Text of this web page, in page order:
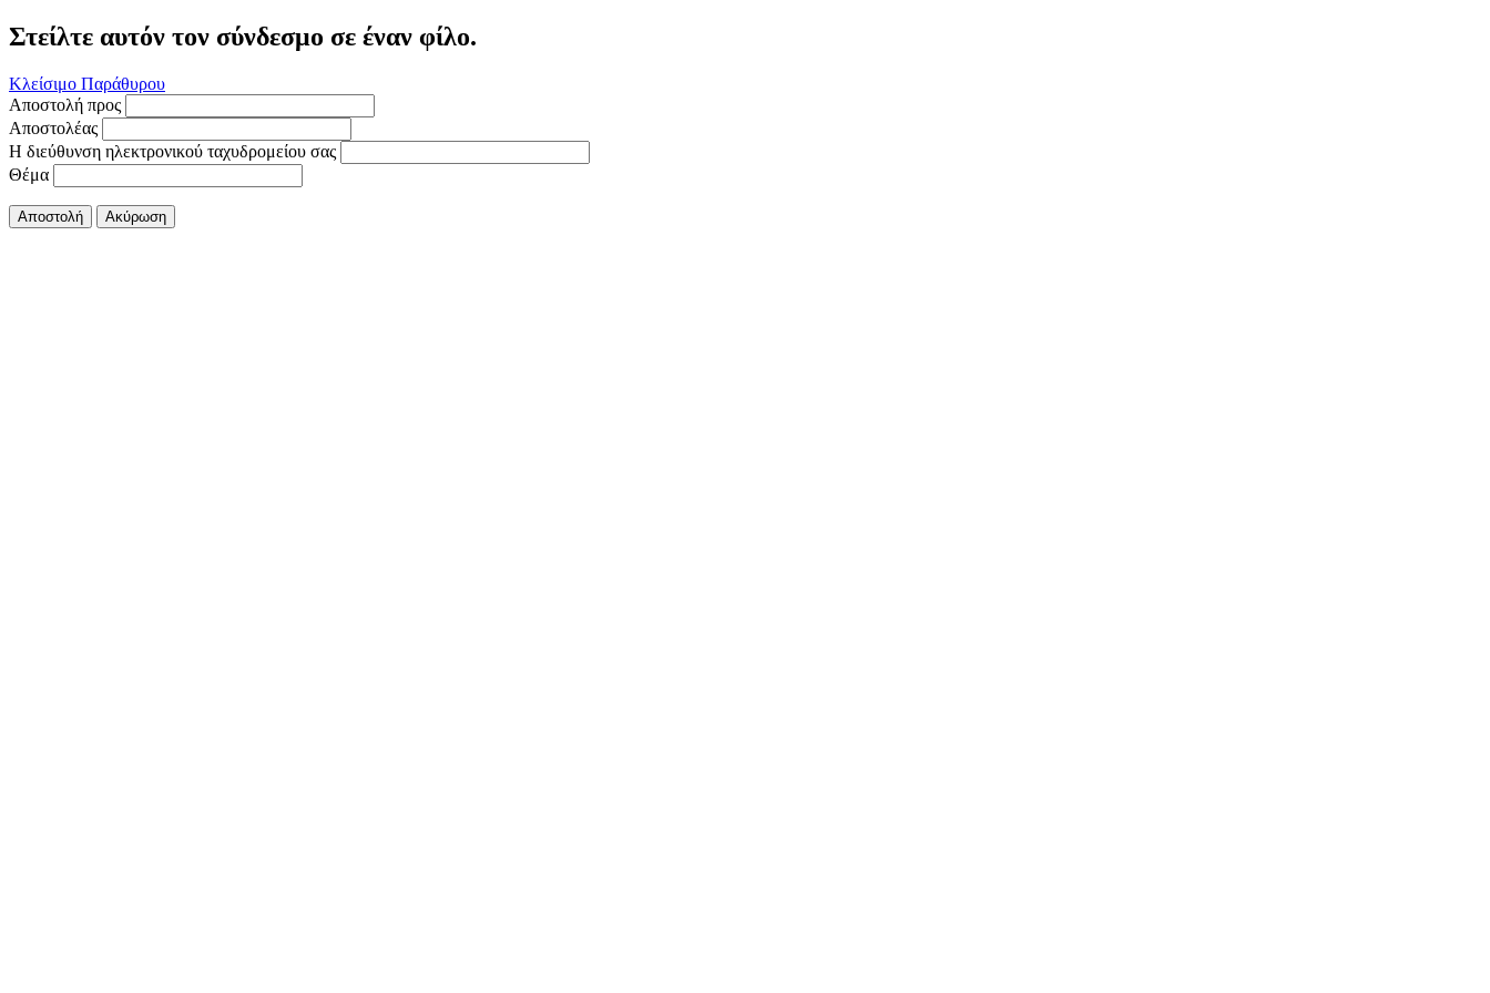
Στείλτε αυτόν τον σύνδεσμο σε έναν φίλο.
Κλείσιμο Παράθυρου
Αποστολή προς
Αποστολέας
Η διεύθυνση ηλεκτρονικού ταχυδρομείου σας
Θέμα
Αποστολή Ακύρωση